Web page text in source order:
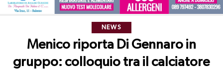
NEWS
Menico riporta Di Gennaro in
gruppo: colloquio tra il calciatore